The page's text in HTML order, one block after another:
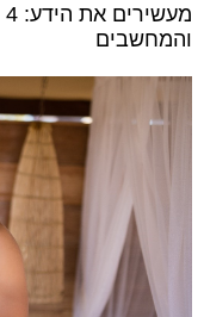
והמחשבים